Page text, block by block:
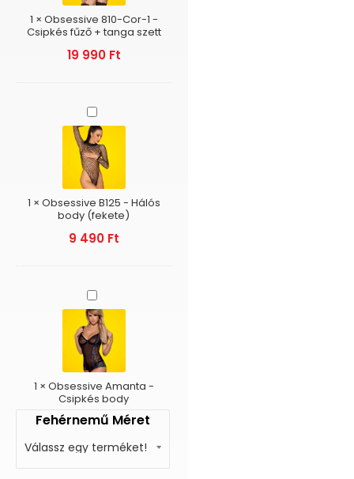
fűző
+
tanga
szett
1 × Obsessive 810-Cor-1 -
Csipkés fűző + tanga szett
19 990 Ft
Obsessive
B125
-
Hálós
body
(fekete)
1 × Obsessive B125 - Hálós
body (fekete)
9 490 Ft
Obsessive
Amanta
-
Csipkés
body
1 × Obsessive Amanta -
Csipkés body
Fehérnemű Méret